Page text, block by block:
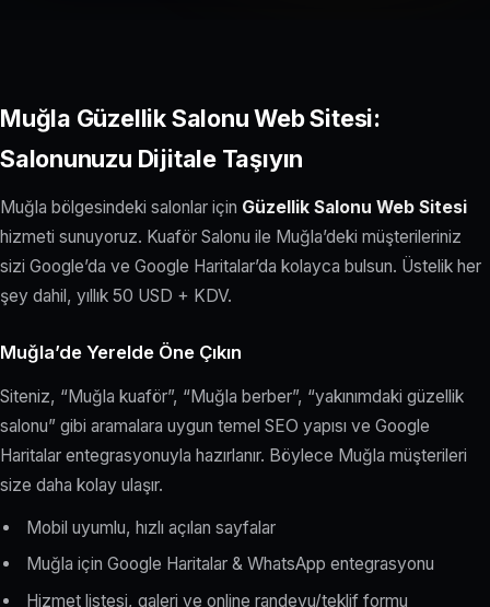
Muğla Güzellik Salonu Web Sitesi:
Salonunuzu Dijitale Taşıyın
Muğla bölgesindeki salonlar için Güzellik Salonu Web Sitesi
hizmeti sunuyoruz. Kuaför Salonu ile Muğla’deki müşterileriniz
sizi Google’da ve Google Haritalar’da kolayca bulsun. Üstelik her
şey dahil, yıllık 50 USD + KDV.
Muğla’de Yerelde Öne Çıkın
Siteniz, “Muğla kuaför”, “Muğla berber”, “yakınımdaki güzellik
salonu” gibi aramalara uygun temel SEO yapısı ve Google
Haritalar entegrasyonuyla hazırlanır. Böylece Muğla müşterileri
size daha kolay ulaşır.
Mobil uyumlu, hızlı açılan sayfalar
Muğla için Google Haritalar & WhatsApp entegrasyonu
Hizmet listesi, galeri ve online randevu/teklif formu